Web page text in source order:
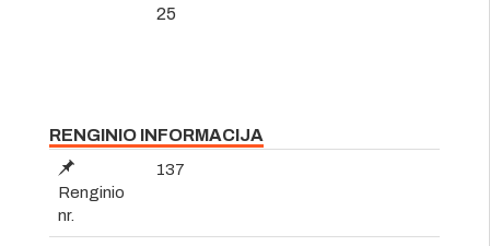
25
RENGINIO INFORMACIJA
Renginio
nr.
137